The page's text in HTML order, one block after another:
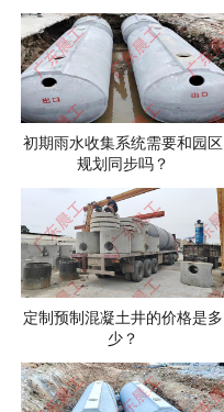
初期雨水收集系统需要和园区
规划同步吗？
定制预制混凝土井的价格是多
少？